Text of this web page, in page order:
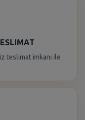
teslimat imkanı ile